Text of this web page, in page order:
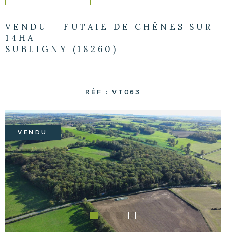
NOS BIENS
VENDU - FUTAIE DE CHÊNES SUR
14HA
SUBLIGNY (18260)
RÉF :VT063
VENDU